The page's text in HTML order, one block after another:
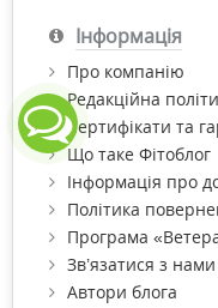
інфрачервоні
Купити термометри за
Києву та Україні Ви
"Фітомаркет".
Бажаємо Вам приємних
Інформація
Про компанію
Редакційна
Сертифікати та
Що таке Фітоблог
Інформація про
Політика
Програма
Зв’язатися з нами
Автори блога